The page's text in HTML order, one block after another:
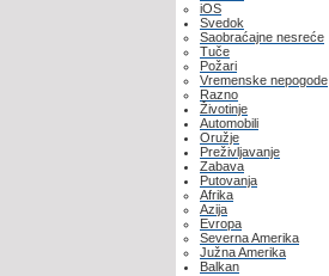
iOS
Svedok
Saobraćajne nesreće
Tuče
Požari
Vremenske nepogode
Razno
Životinje
Automobili
Oružje
Preživljavanje
Zabava
Putovanja
Afrika
Azija
Evropa
Severna Amerika
Južna Amerika
Balkan